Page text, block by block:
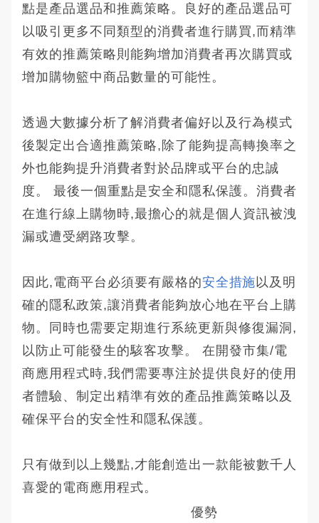
點是產品選品和推薦策略。良好的產品選品可
以吸引更多不同類型的消費者進行購買,而精準
有效的推薦策略則能夠增加消費者再次購買或
增加購物籃中商品數量的可能性。
透過大數據分析了解消費者偏好以及行為模式
後製定出合適推薦策略,除了能夠提高轉換率之
外也能夠提升消費者對於品牌或平台的忠誠
度。 最後一個重點是安全和隱私保護。消費者
在進行線上購物時,最擔心的就是個人資訊被洩
漏或遭受網路攻擊。
因此,電商平台必須要有嚴格的安全措施 以及明
確的隱私政策,讓消費者能夠放心地在平台上購
物。同時也需要定期進行系統更新與修復漏洞,
以防止可能發生的駭客攻擊。 在開發市集/電
商應用程式時,我們需要專注於提供良好的使用
者體驗、制定出精準有效的產品推薦策略以及
確保平台的安全性和隱私保護。
只有做到以上幾點,才能創造出一款能被數千人
喜愛的電商應用程式。
優勢